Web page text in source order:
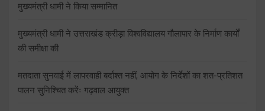
मुख्यमंत्री धामी ने किया सम्मानित
मुख्यमंत्री धामी ने उत्तराखंड क्रीड़ा विश्वविद्यालय गौलापार के निर्माण कार्यों
की समीक्षा की
मतदाता सुनवाई में लापरवाही बर्दाश्त नहीं, आयोग के निर्देशों का शत-प्रतिशत
पालन सुनिश्चित करेंः गढ़वाल आयुक्त